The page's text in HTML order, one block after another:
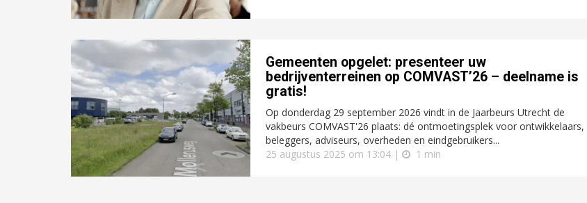
Gemeenten opgelet: presenteer uw
bedrijventerreinen op COMVAST’26 – deelname is
gratis!
Op donderdag 29 september 2026 vindt in de Jaarbeurs Utrecht de
vakbeurs COMVAST'26 plaats: dé ontmoetingsplek voor ontwikkelaars,
beleggers, adviseurs, overheden en eindgebruikers...
25 augustus 2025 om 13:04 |
1 min